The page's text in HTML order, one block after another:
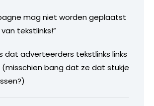
mag niet worden geplaatst
tekstlinks!”
dat adverteerders tekstlinks links
bang dat ze dat stukje